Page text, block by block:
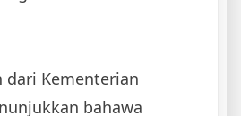
dari Kementerian
bahawa